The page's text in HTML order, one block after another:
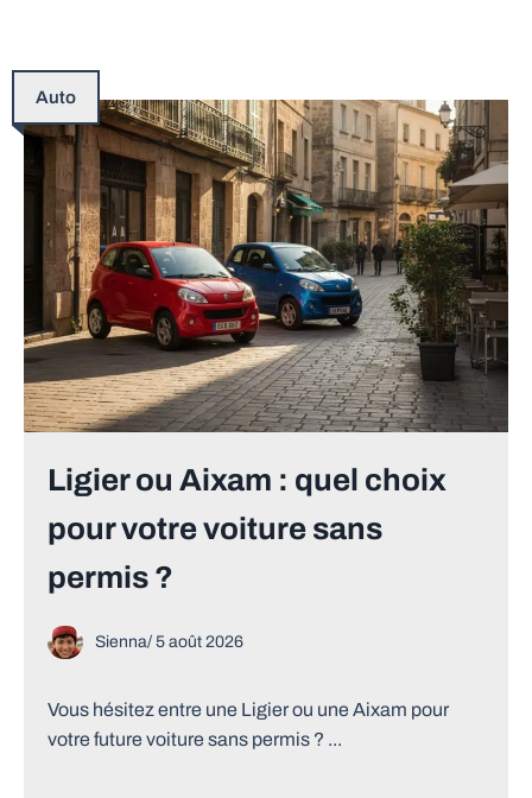
Auto
Ligier ou Aixam : quel choix
pour votre voiture sans
permis ?
Sienna/ 5 août 2026
Vous hésitez entre une Ligier ou une Aixam pour
votre future voiture sans permis ? ...